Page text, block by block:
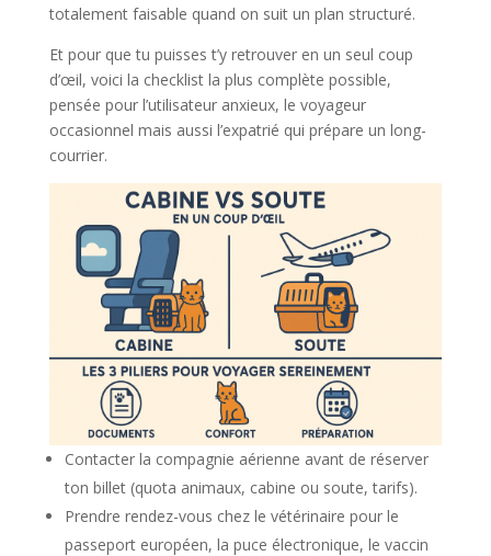
totalement faisable quand on suit un plan structuré.
Et pour que tu puisses t’y retrouver en un seul coup
d’œil, voici la checklist la plus complète possible,
pensée pour l’utilisateur anxieux, le voyageur
occasionnel mais aussi l’expatrié qui prépare un long-
courrier.
Contacter la compagnie aérienne avant de réserver
ton billet (quota animaux, cabine ou soute, tarifs).
Prendre rendez-vous chez le vétérinaire pour le
passeport européen, la puce électronique, le vaccin